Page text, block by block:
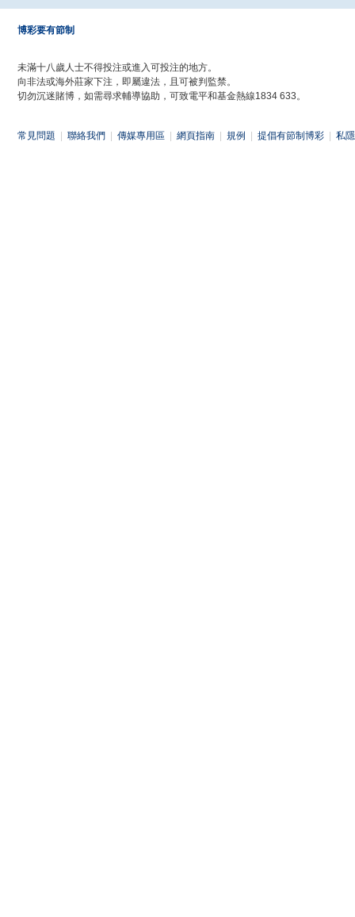
博彩要有節制
未滿十八歲人士不得投注或進入可投注的地方。
向非法或海外莊家下注，即屬違法，且可被判監禁。
切勿沉迷賭博，如需尋求輔導協助，可致電平和基金熱線1834 633。
常見問題 聯絡我們 傳媒專用區 網頁指南 規例 提倡有節制博彩 私